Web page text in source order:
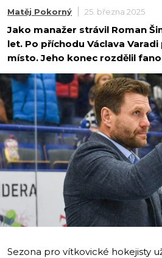
Matěj Pokorný 25. března 2025
Jako manažer strávil Roman
let. Po příchodu Václava
místo. Jeho konec rozdělil
Sezona pro vítkovické hokejisty